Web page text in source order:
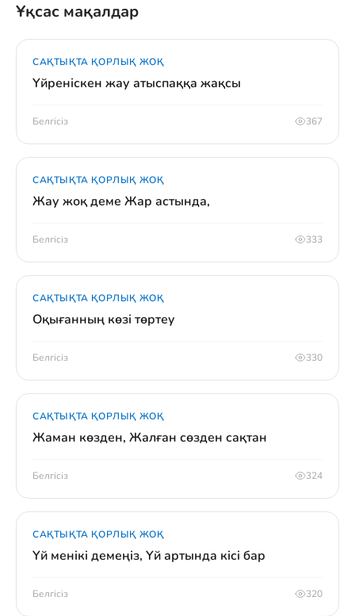
Ұқсас мақалдар
САҚТЫҚТА ҚОРЛЫҚ ЖОҚ
Үйреніскен жау атыспаққа жақсы
Белгісіз 367
САҚТЫҚТА ҚОРЛЫҚ ЖОҚ
Жау жоқ деме Жар астында,
Белгісіз 333
САҚТЫҚТА ҚОРЛЫҚ ЖОҚ
Оқығанның көзі төртеу
Белгісіз 330
САҚТЫҚТА ҚОРЛЫҚ ЖОҚ
Жаман көзден, Жалған сөзден сақтан
Белгісіз 324
САҚТЫҚТА ҚОРЛЫҚ ЖОҚ
Үй менікі демеңіз, Үй артында кісі бар
Белгісіз 320